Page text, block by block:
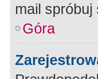
mail
Góra